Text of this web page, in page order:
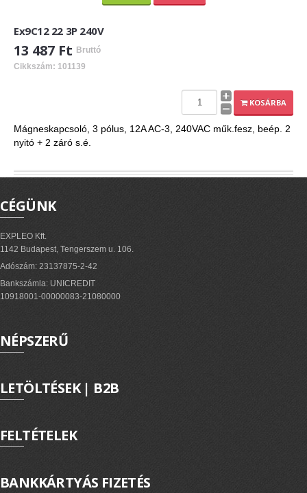
Ex9C12 22 3P 240V
13 487 Ft Bruttó
Cikkszám: 101139
KOSÁRBA
Mágneskapcsoló, 3 pólus, 12A AC-3, 240VAC műk.fesz, beép. 2
nyitó + 2 záró s.é.
CÉGÜNK
EXPLEO Kft.
1142 Budapest, Tengerszem u. 106.
Adószám: 23137875-2-42
Bankszámla: UNICREDIT
10918001-00000083-21080000
NÉPSZERŰ
LETÖLTÉSEK | B2B
FELTÉTELEK
BANKKÁRTYÁS FIZETÉS